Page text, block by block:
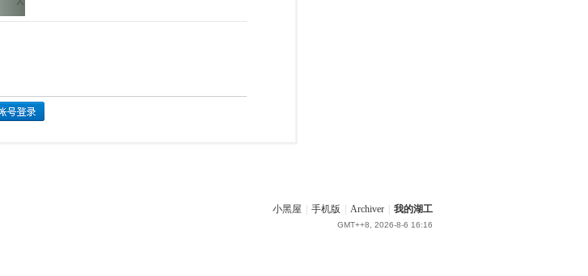
小黑屋 手机版 Archiver 我的湖工
GMT++8, 2026-8-6 16:16